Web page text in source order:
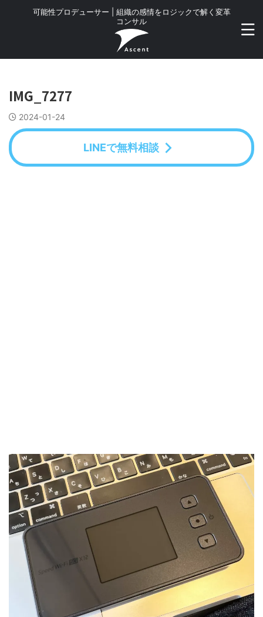
可能性プロデューサー | 組織の感情をロジックで解く変革
コンサル
IMG_7277
2024-01-24
LINEで無料相談